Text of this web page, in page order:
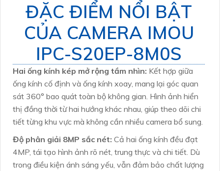
ĐẶC ĐIỂM NỔI BẬT
CỦA CAMERA IMOU
IPC-S20EP-8M0S
Hai ống kính kép mở rộng tầm nhìn: Kết hợp giữa
ống kính cố định và ống kính xoay, mang lại góc quan
sát 360° bao quát toàn bộ không gian. Hình ảnh hiển
thị đồng thời từ hai hướng khác nhau, giúp theo dõi chi
tiết từng khu vực mà không cần nhiều camera bổ sung.
Độ phân giải 8MP sắc nét: Cả hai ống kính đều đạt
4MP, tái tạo hình ảnh rõ nét, trung thực và chi tiết. Dù
trong điều kiện ánh sáng yếu, vẫn đảm bảo chất lượng